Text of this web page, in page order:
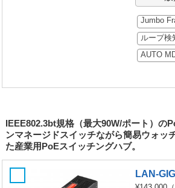
Jumbo
ループ検
AUTO
IEEE802.3bt規格（最大90W/ポート）の
ンマネージドスイッチながら簡易ウォッ
た産業用PoEスイッチングハブ。
LAN-